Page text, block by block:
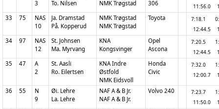
3
To. Nilsen
NMK Trøgstad
306
11:56.0
33 75
NAS
10
Ja. Dramstad
På. Kopperud
NMK Trøgstad
NMK Trøgstad
Toyota 7:18.1
12:44.5
34 97
NAS
12
St. Johnsen
Ma. Myrvang
KNA
Kongsvinger
Opel
Ascona
7:20.5
12:44.5
35 47
A
2
St. Aasli
Ro. Eilertsen
KNA Indre
Østfold
NMK Eidsvoll
Honda
Civic
7:32.0
12:00.7
36 55
N
9
Øi. Lehre
La. Lehre
NAF A & B Jr.
NAF A & B Jr.
Volvo 240 7:23.7
11:50.0